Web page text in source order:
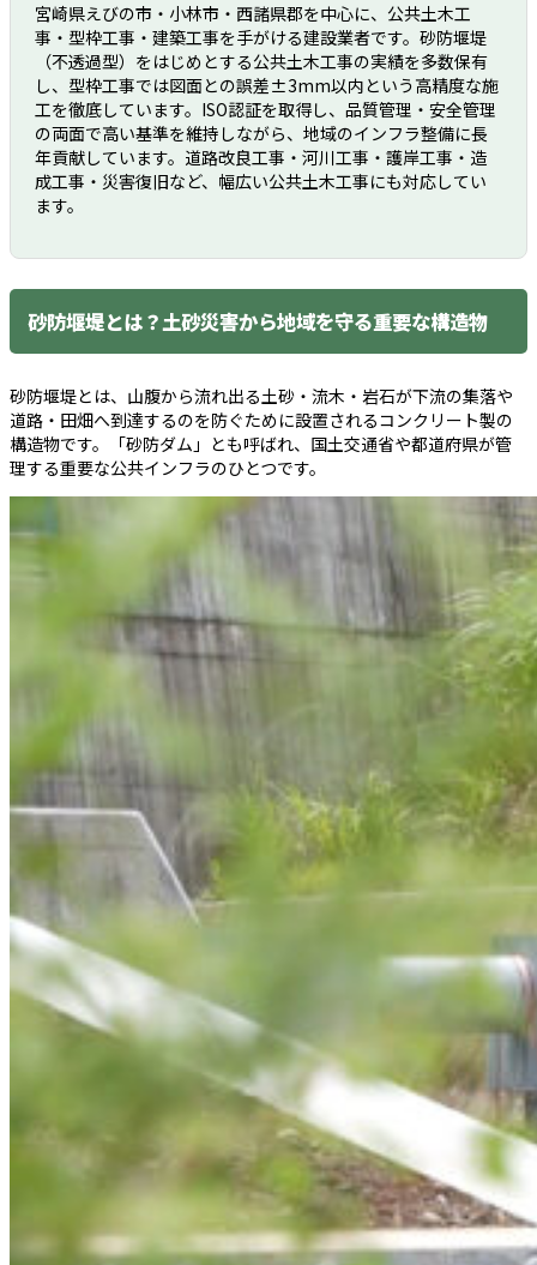
宮崎県えびの市・小林市・西諸県郡を中心に、公共土木工
事・型枠工事・建築工事を手がける建設業者です。砂防堰堤
（不透過型）をはじめとする公共土木工事の実績を多数保有
し、型枠工事では図面との誤差±3mm以内という高精度な施
工を徹底しています。ISO認証を取得し、品質管理・安全管理
の両面で高い基準を維持しながら、地域のインフラ整備に長
年貢献しています。道路改良工事・河川工事・護岸工事・造
成工事・災害復旧など、幅広い公共土木工事にも対応してい
ます。
砂防堰堤とは？土砂災害から地域を守る重要な構造物
砂防堰堤とは、山腹から流れ出る土砂・流木・岩石が下流の集落や
道路・田畑へ到達するのを防ぐために設置されるコンクリート製の
構造物です。「砂防ダム」とも呼ばれ、国土交通省や都道府県が管
理する重要な公共インフラのひとつです。